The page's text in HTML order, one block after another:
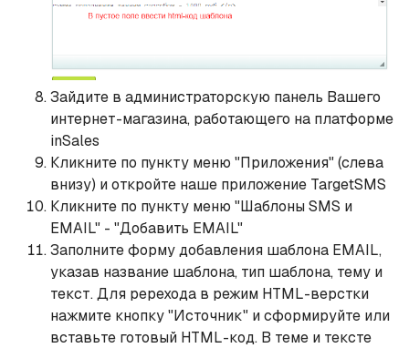
Зайдите в администраторскую панель Вашего
интернет-магазина, работающего на платформе
inSales
Кликните по пункту меню "Приложения" (слева
внизу) и откройте наше приложение TargetSMS
Кликните по пункту меню "Шаблоны SMS и
EMAIL" - "Добавить EMAIL"
Заполните форму добавления шаблона EMAIL,
указав название шаблона, тип шаблона, тему и
текст. Для ререхода в режим HTML-верстки
нажмите кнопку "Источник" и сформируйте или
вставьте готовый HTML-код. В теме и тексте